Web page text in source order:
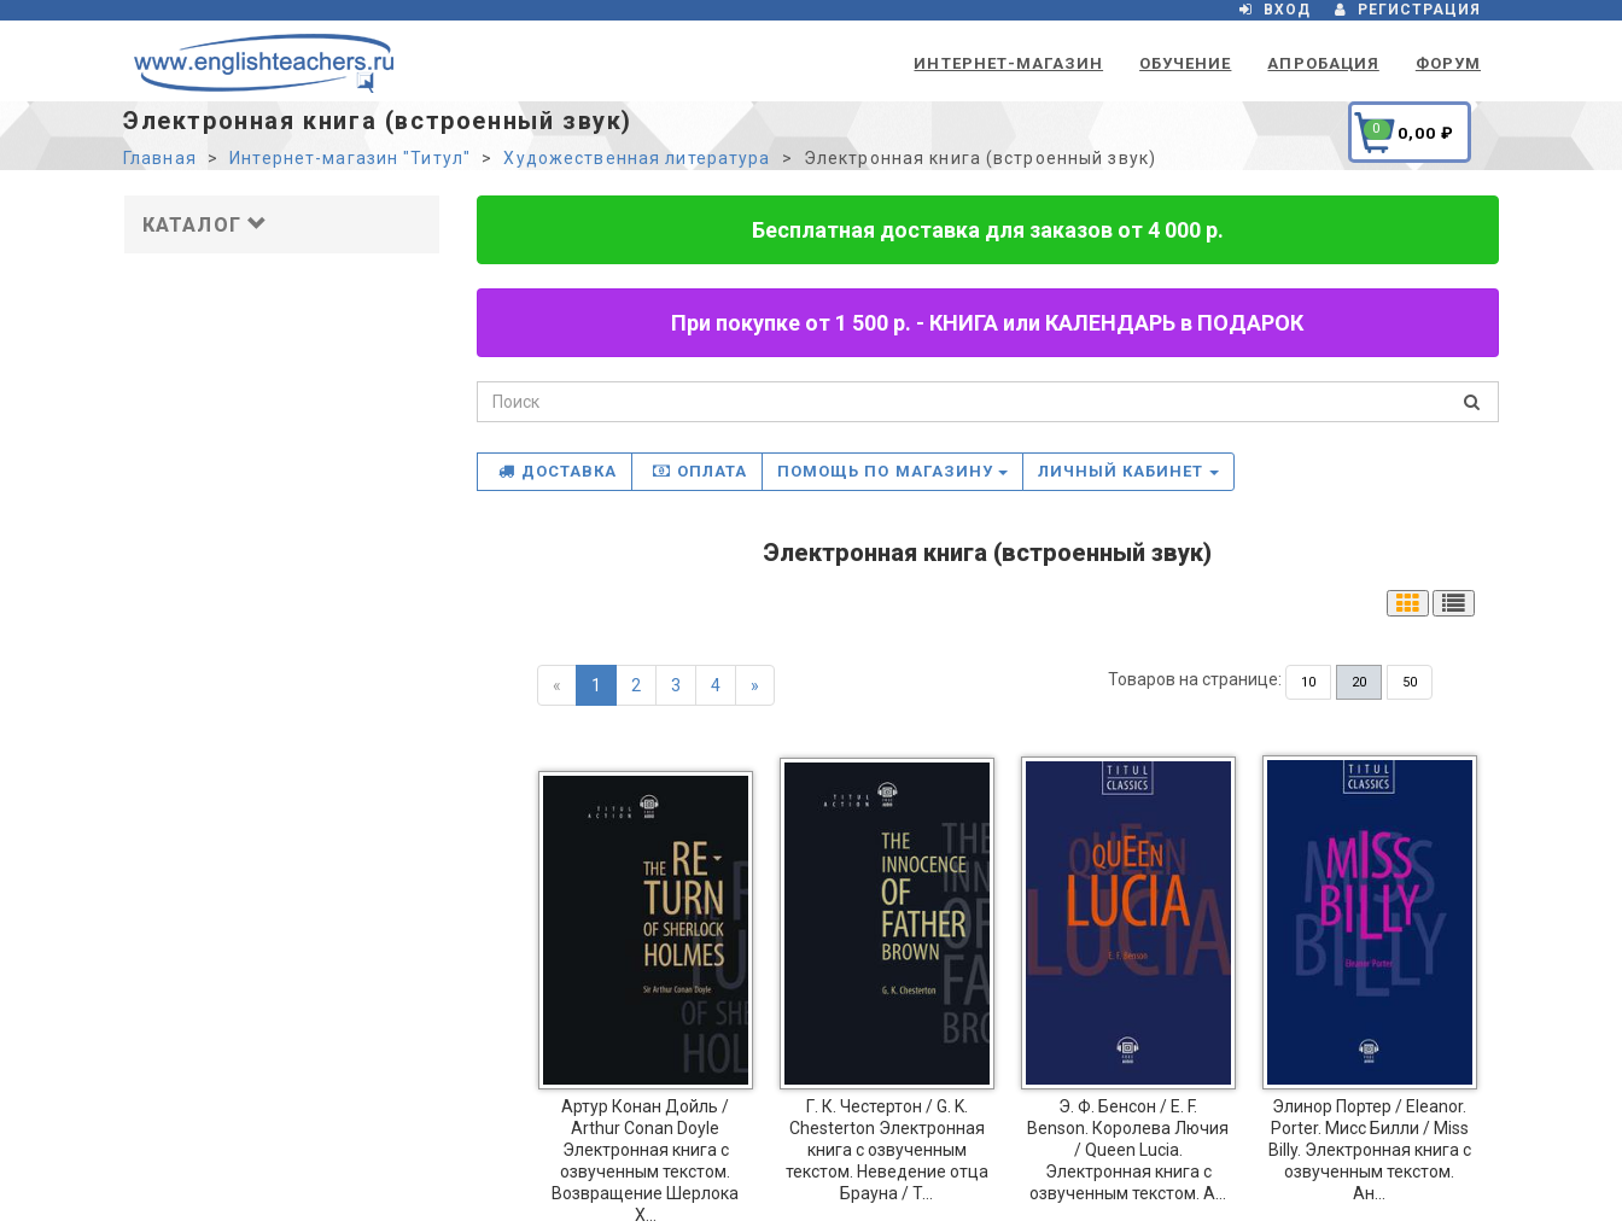
ВХОД РЕГИСТРАЦИЯ
ИНТЕРНЕТ-МАГАЗИН ОБУЧЕНИЕ АПРОБАЦИЯ ФОРУМ
Электронная книга (встроенный звук)
Главная Интернет-магазин "Титул" Художественная литература Электронная книга (встроенный звук)
0 0,00 ₽
КАТАЛОГ Бесплатная доставка для заказов от 4 000 р.
При покупке от 1 500 р. - КНИГА или КАЛЕНДАРЬ в ПОДАРОК
ДОСТАВКА ОПЛАТА ПОМОЩЬ ПО МАГАЗИНУ ЛИЧНЫЙ КАБИНЕТ
Электронная книга (встроенный звук)
« 1 2 3 4 » Товаров на странице: 10 20 50
Артур Конан Дойль /
Arthur Conan Doyle
Электронная книга с
озвученным текстом.
Возвращение Шерлока
Х...
Г. К. Честертон / G. K.
Chesterton Электронная
книга с озвученным
текстом. Неведение отца
Брауна / T...
Э. Ф. Бенсон / E. F.
Benson. Королева Лючия
/ Queen Lucia.
Электронная книга с
озвученным текстом. А...
Элинор Портер / Eleanor.
Porter. Мисс Билли / Miss
Billy. Электронная книга с
озвученным текстом.
Ан...